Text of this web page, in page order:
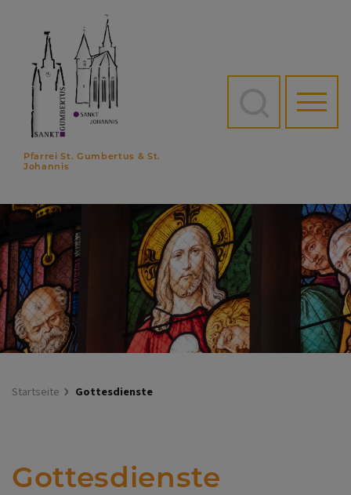
Inhalt
Pfarrei St. Gumbertus & St.
Johannis
Startseite Gottesdienste
Gottesdienste